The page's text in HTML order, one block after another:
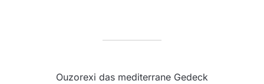
Ouzorexi das mediterrane Gedeck